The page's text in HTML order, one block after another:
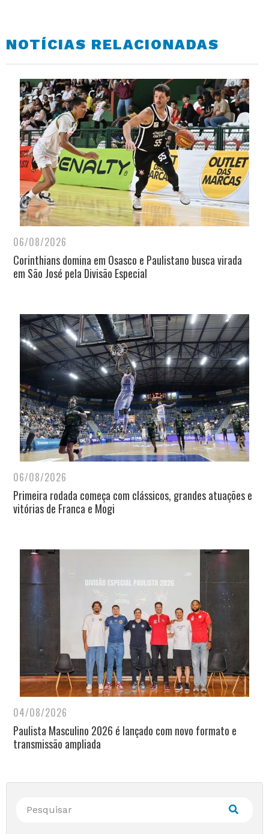
NOTÍCIAS RELACIONADAS
06/08/2026
Corinthians domina em Osasco e Paulistano busca virada
em São José pela Divisão Especial
06/08/2026
Primeira rodada começa com clássicos, grandes atuações e
vitórias de Franca e Mogi
04/08/2026
Paulista Masculino 2026 é lançado com novo formato e
transmissão ampliada